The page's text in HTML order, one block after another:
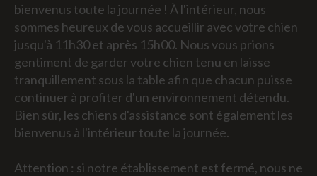
bienvenus toute la journée ! À l'intérieur, nous
sommes heureux de vous accueillir avec votre chien
jusqu'à 11h30 et après 15h00. Nous vous prions
gentiment de garder votre chien tenu en laisse
tranquillement sous la table afin que chacun puisse
continuer à profiter d'un environnement détendu.
Bien sûr, les chiens d'assistance sont également les
bienvenus à l'intérieur toute la journée.
Attention : si notre établissement est fermé, nous ne